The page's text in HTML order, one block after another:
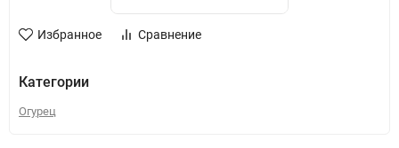
Избранное Сравнение
Категории
Огурец